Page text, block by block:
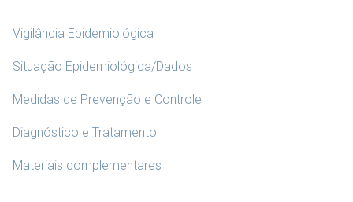
Vigilância Epidemiológica
Situação Epidemiológica/Dados
Medidas de Prevenção e Controle
Diagnóstico e Tratamento
Materiais complementares